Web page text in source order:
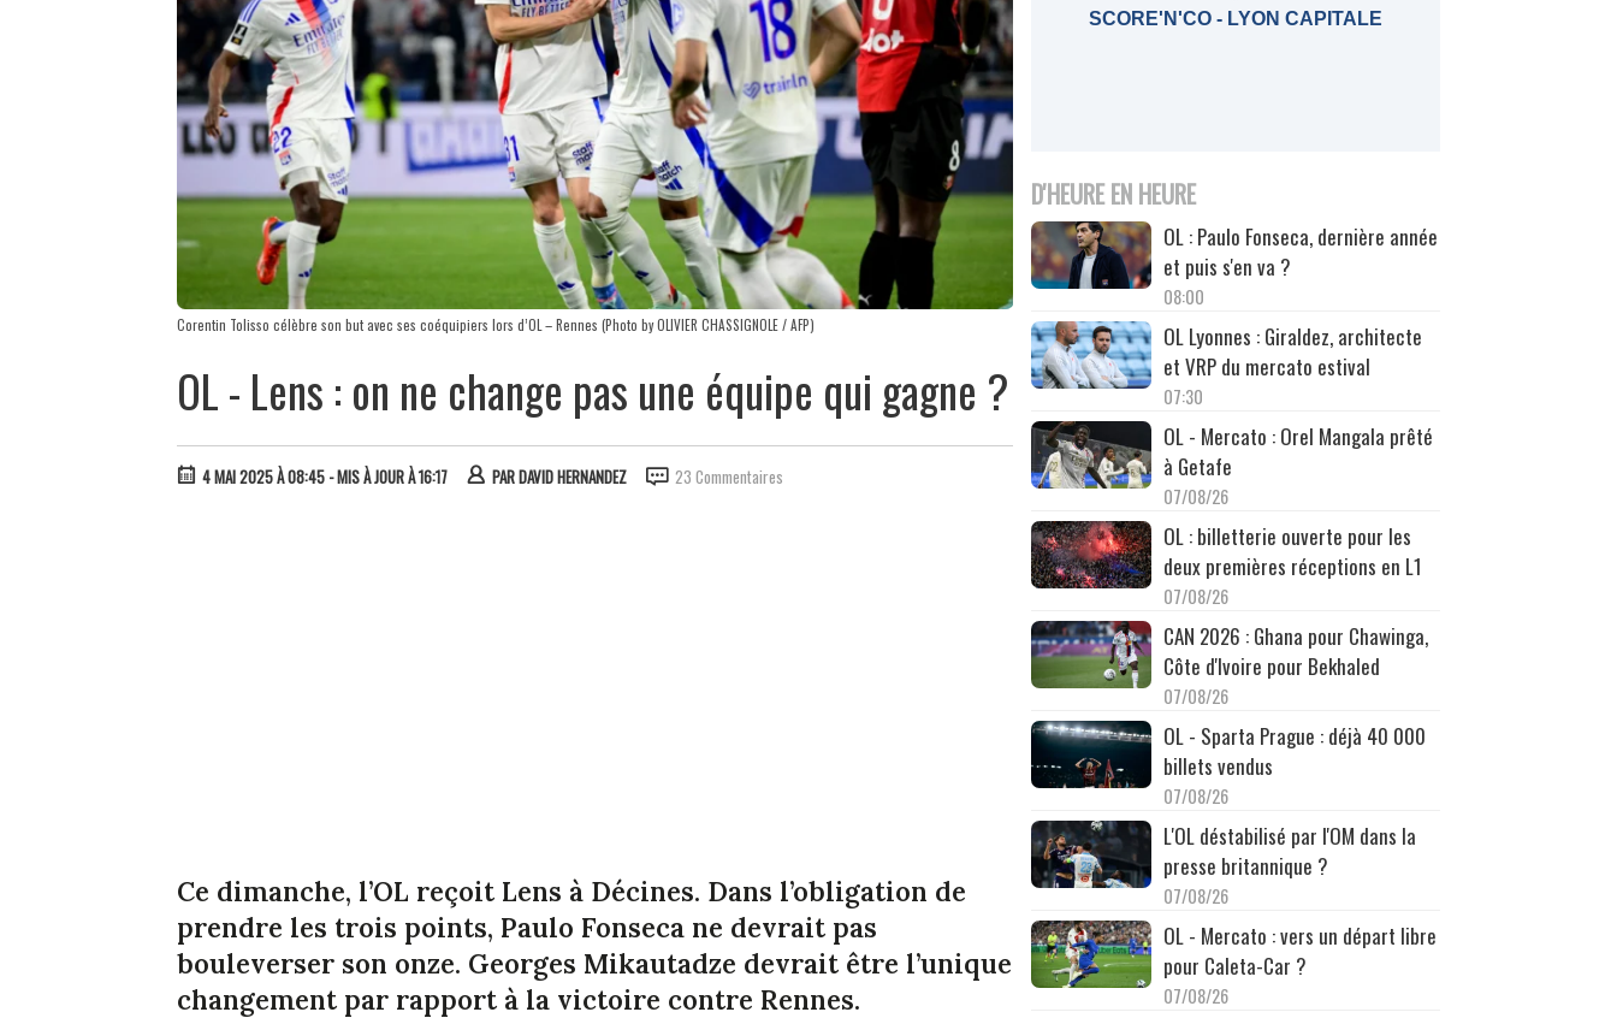
Corentin Tolisso célèbre son but avec ses coéquipiers lors d’OL – Rennes (Photo by OLIVIER CHASSIGNOLE / AFP)
OL - Lens : on ne change pas une équipe qui gagne ?
4 MAI 2025 À 08:45 - MIS À JOUR À 16:17 PARDAVID HERNANDEZ 23 Commentaires
Ce dimanche, l’OL reçoit Lens à Décines. Dans l’obligation de
prendre les trois points, Paulo Fonseca ne devrait pas
bouleverser son onze. Georges Mikautadze devrait être l’unique
changement par rapport à la victoire contre Rennes.
SCORE'N'CO - LYON CAPITALE
D'HEURE EN HEURE
OL : Paulo Fonseca, dernière année
et puis s'en va ?
08:00
OL Lyonnes : Giraldez, architecte
et VRP du mercato estival
07:30
OL - Mercato : Orel Mangala prêté
à Getafe
07/08/26
OL : billetterie ouverte pour les
deux premières réceptions en L1
07/08/26
CAN 2026 : Ghana pour Chawinga,
Côte d'Ivoire pour Bekhaled
07/08/26
OL - Sparta Prague : déjà 40 000
billets vendus
07/08/26
L'OL déstabilisé par l'OM dans la
presse britannique ?
07/08/26
OL - Mercato : vers un départ libre
pour Caleta-Car ?
07/08/26